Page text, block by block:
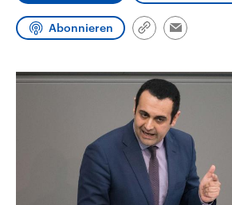
Abonnieren
Link
Email